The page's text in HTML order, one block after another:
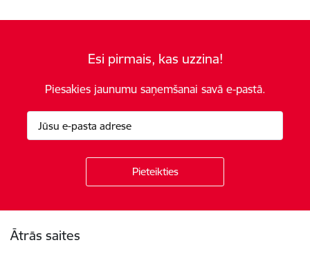
Esi pirmais, kas uzzina!
Piesakies jaunumu saņemšanai savā e-pastā.
Ātrās saites